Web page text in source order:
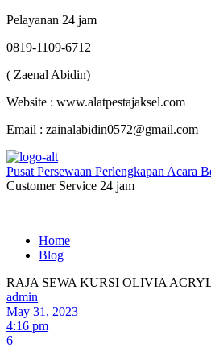
Pelayanan 24 jam
0819-1109-6712
( Zaenal Abidin)
Website : www.alatpestajaksel.com
Email : zainalabidin0572@gmail.com
Pusat Persewaan Perlengkapan Acara
Customer Service 24 jam
Home
Blog
RAJA SEWA KURSI OLIVIA
admin
May 31, 2023
4:16 pm
6